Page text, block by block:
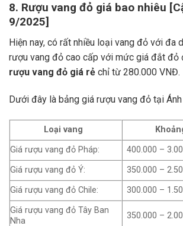
8. Rượu vang đỏ giá bao nhiêu
9/2025]
Hiện nay, có rất nhiều loại vang đỏ với đa
rượu vang đỏ cao cấp với mức giá đắt đỏ
rượu vang đỏ giá rẻ chỉ từ 280.000 VNĐ.
Dưới đây là bảng giá rượu vang đỏ tại Ánh
Loại vang
Giá rượu vang đỏ Pháp:
400.000 –
Giá rượu vang đỏ Ý:
350.000 –
Giá rượu vang đỏ Chile:
300.000 –
Giá rượu vang đỏ Tây Ban
Nha
350.000 –